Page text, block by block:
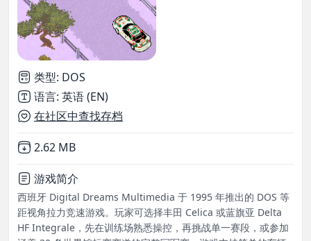
类型: DOS
语言: 英语 (EN)
在社区中查找存档
Not downloaded
2.62 MB
游戏简介
西班牙 Digital Dreams Multimedia 于 1995 年推出的 DOS 等
距视角拉力竞速游戏。玩家可选择丰田 Celica 或蓝旗亚 Delta
HF Integrale，先在训练场熟悉操控，再挑战单一赛段，或参加